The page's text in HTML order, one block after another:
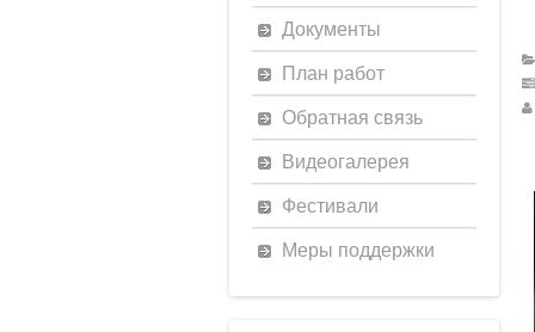
Документы
План работ
Обратная связь
Видеогалерея
Фестивали
Меры поддержки